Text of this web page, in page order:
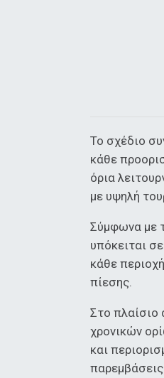
Το σχέδιο
κάθε
όρια
με υψηλή
Σύμφωνα με
υπόκειται
κάθε
πίεσης.
Στο πλαίσιο
χρονικών
και